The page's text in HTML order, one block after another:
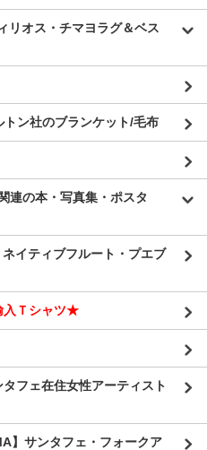
オス・チマヨラグ＆ベス
ン社のブランケット/毛布
連の本・写真集・ポスタ
イティブフルート・プエブ
入Ｔシャツ★
フェ在住女性アーティスト
】サンタフェ・フォークア